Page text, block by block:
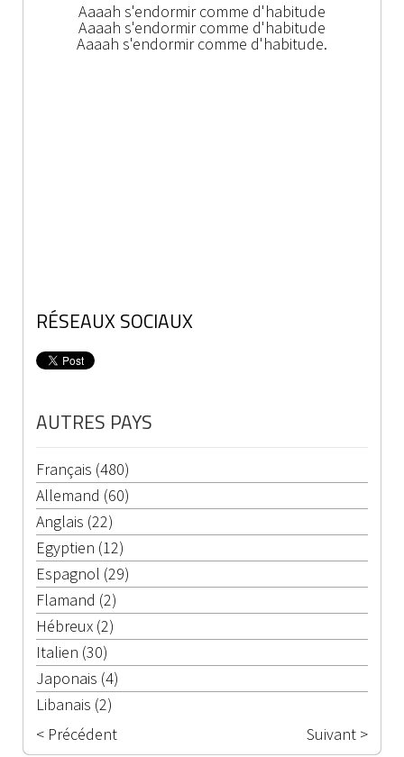
Aaaah s'endormir comme d'habitude
Aaaah s'endormir comme d'habitude
Aaaah s'endormir comme d'habitude.
RÉSEAUX SOCIAUX
AUTRES PAYS
Français (480)
Allemand (60)
Anglais (22)
Egyptien (12)
Espagnol (29)
Flamand (2)
Hébreux (2)
Italien (30)
Japonais (4)
Libanais (2)
< Précédent
Suivant >